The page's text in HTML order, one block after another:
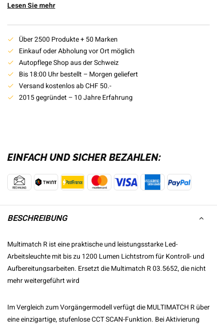
Lesen Sie mehr
Über 2500 Produkte + 50 Marken
Einkauf oder Abholung vor Ort möglich
Autopflege Shop aus der Schweiz
Bis 18:00 Uhr bestellt – Morgen geliefert
Versand kostenlos ab CHF 50.-
2015 gegründet – 10 Jahre Erfahrung
EINFACH UND SICHER BEZAHLEN:
BESCHREIBUNG
Multimatch R ist eine praktische und leistungsstarke Led-
Arbeitsleuchte mit bis zu 1200 Lumen Lichtstrom für Kontroll- und
Aufbereitungsarbeiten. Ersetzt die Multimatch R 03.5652, die nicht
mehr weitergeführt wird
Im Vergleich zum Vorgängermodell verfügt die MULTIMATCH R über
eine einzigartige, stufenlose CCT SCAN-Funktion. Bei Aktivierung